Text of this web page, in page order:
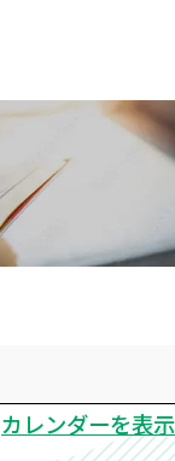
カレンダーを表示